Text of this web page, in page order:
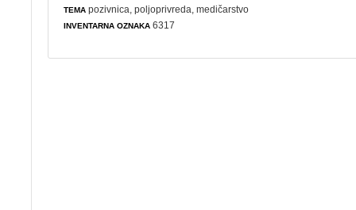
TEMA pozivnica ,poljoprivreda ,medičarstvo
INVENTARNA OZNAKA 6317